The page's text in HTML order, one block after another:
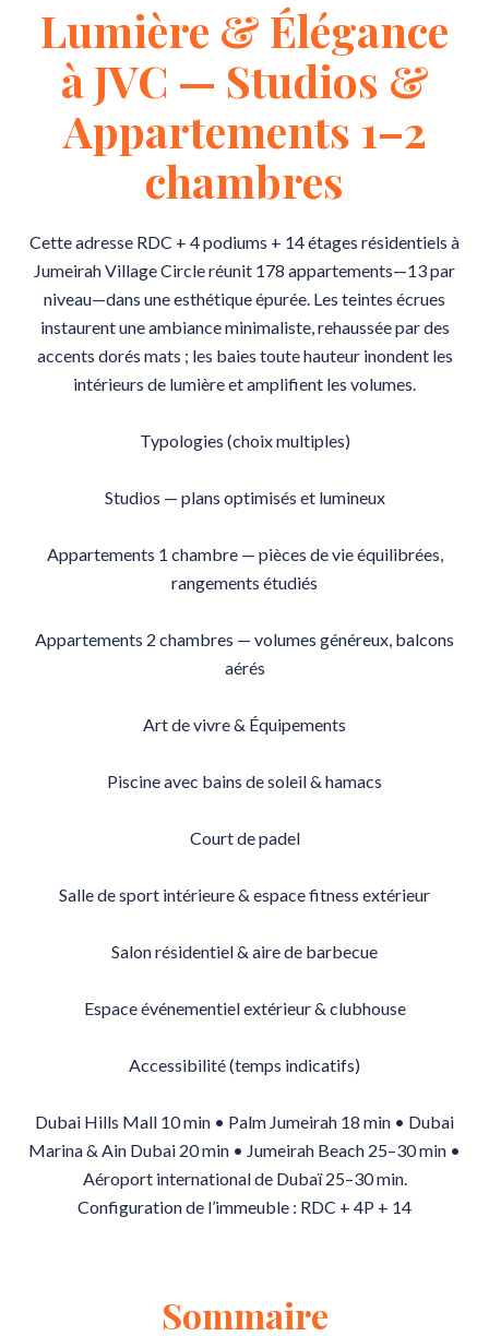
Lumière & Élégance
à JVC — Studios &
Appartements 1–2
chambres
Cette adresse RDC + 4 podiums + 14 étages résidentiels à
Jumeirah Village Circle réunit 178 appartements—13 par
niveau—dans une esthétique épurée. Les teintes écrues
instaurent une ambiance minimaliste, rehaussée par des
accents dorés mats ; les baies toute hauteur inondent les
intérieurs de lumière et amplifient les volumes.
Typologies (choix multiples)
Studios — plans optimisés et lumineux
Appartements 1 chambre — pièces de vie équilibrées,
rangements étudiés
Appartements 2 chambres — volumes généreux, balcons
aérés
Art de vivre & Équipements
Piscine avec bains de soleil & hamacs
Court de padel
Salle de sport intérieure & espace fitness extérieur
Salon résidentiel & aire de barbecue
Espace événementiel extérieur & clubhouse
Accessibilité (temps indicatifs)
Dubai Hills Mall 10 min • Palm Jumeirah 18 min • Dubai
Marina & Ain Dubai 20 min • Jumeirah Beach 25–30 min •
Aéroport international de Dubaï 25–30 min.
Configuration de l’immeuble : RDC + 4P + 14
Sommaire